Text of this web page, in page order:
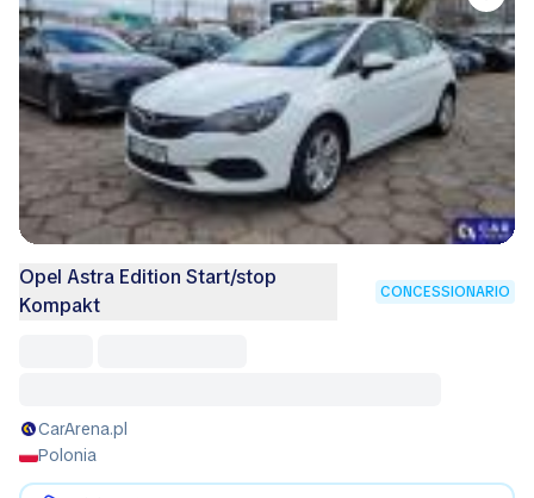
Opel Astra Edition Start/stop
Kompakt
CONCESSIONARIO
CarArena.pl
Polonia